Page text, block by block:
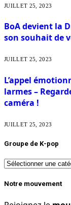
JUILLET 25, 2023
BoA devient la
son souhait de
JUILLET 25, 2023
L’appel
larmes –
caméra !
JUILLET 25, 2023
Groupe de K-pop
Groupe
K-
Notre mouvement